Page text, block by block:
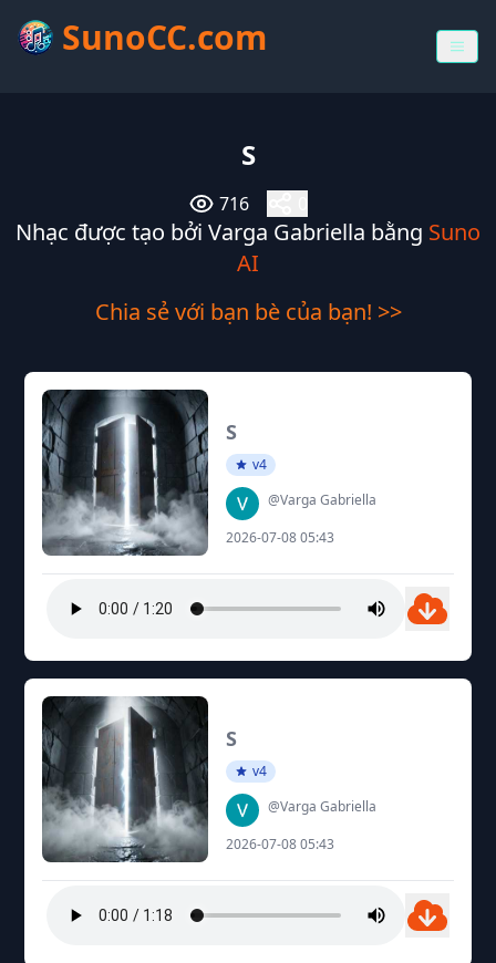
SunoCC.com
S
716
Nhạc được tạo bởi Varga Gabriella bằng Suno
AI
Chia sẻ với bạn bè của bạn! >>
S
v4
@Varga Gabriella
2026-07-08 05:43
S
v4
@Varga Gabriella
2026-07-08 05:43